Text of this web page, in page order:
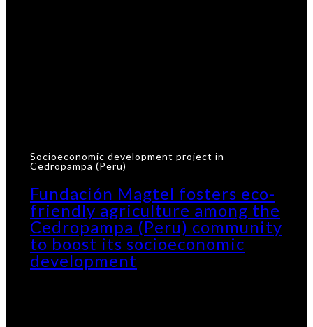
Socioeconomic development project in
Cedropampa (Peru)
Fundación Magtel fosters eco-
friendly agriculture among the
Cedropampa (Peru) community
to boost its socioeconomic
development